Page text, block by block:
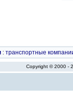
: транспортные
Copyright © 2000 -